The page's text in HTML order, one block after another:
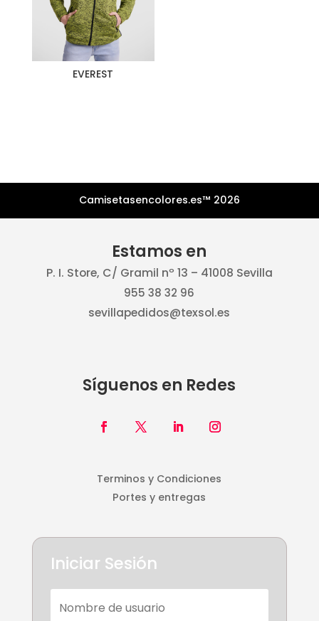
EVEREST
Camisetasencolores.es™ 2026
Estamos en
P. I. Store, C/ Gramil nº 13 – 41008 Sevilla
955 38 32 96
sevillapedidos@texsol.es
Síguenos en Redes
Terminos y Condiciones
Portes y entregas
Iniciar Sesión